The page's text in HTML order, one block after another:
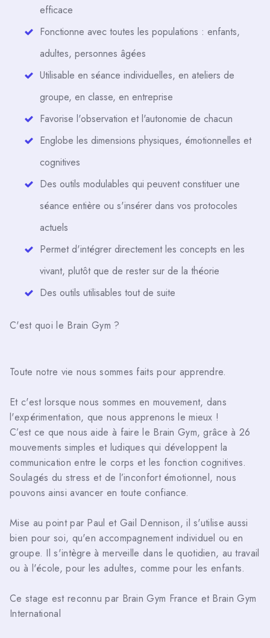
efficace
Fonctionne avec toutes les populations : enfants,
adultes, personnes âgées
Utilisable en séance individuelles, en ateliers de
groupe, en classe, en entreprise
Favorise l'observation et l'autonomie de chacun
Englobe les dimensions physiques, émotionnelles et
cognitives
Des outils modulables qui peuvent constituer une
séance entière ou s'insérer dans vos protocoles
actuels
Permet d'intégrer directement les concepts en les
vivant, plutôt que de rester sur de la théorie
Des outils utilisables tout de suite
C'est quoi le Brain Gym ?
Toute notre vie nous sommes faits pour apprendre.
Et c'est lorsque nous sommes en mouvement, dans
l'expérimentation, que nous apprenons le mieux !
C’est ce que nous aide à faire le Brain Gym, grâce à 26
mouvements simples et ludiques qui développent la
communication entre le corps et les fonction cognitives.
Soulagés du stress et de l’inconfort émotionnel, nous
pouvons ainsi avancer en toute confiance.
Mise au point par Paul et Gail Dennison, il s'utilise aussi
bien pour soi, qu'en accompagnement individuel ou en
groupe. Il s'intègre à merveille dans le quotidien, au travail
ou à l'école, pour les adultes, comme pour les enfants.
Ce stage est reconnu par Brain Gym France et Brain Gym
International